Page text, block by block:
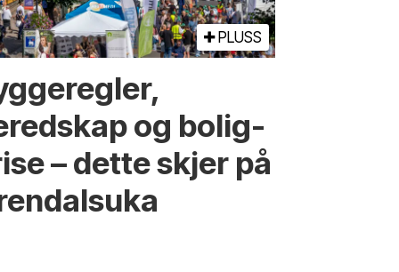
PLUSS
og bolig­
– dette skjer på